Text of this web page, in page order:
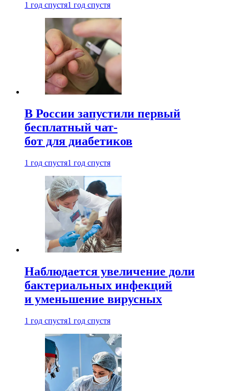
1 год спустя1 год спустя
В России запустили первый
бесплатный чат-
бот для диабетиков
1 год спустя1 год спустя
Наблюдается увеличение доли
бактериальных инфекций
и уменьшение вирусных
1 год спустя1 год спустя